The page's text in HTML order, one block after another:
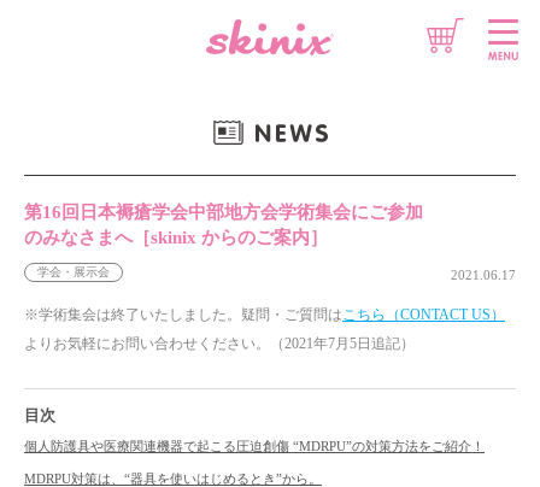
情報をチカラに
第16回日本褥瘡学会中部地方会学術集会にご参加
のみなさまへ［skinix からのご案内］
学会・展示会 2021.06.17
※学術集会は終了いたしました。疑問・ご質問はこちら（CONTACT US）
よりお気軽にお問い合わせください。（2021年7月5日追記）
目次
個人防護具や医療関連機器で起こる圧迫創傷 “MDRPU”の対策方法をご紹介！
MDRPU対策は、“器具を使いはじめるとき”から。